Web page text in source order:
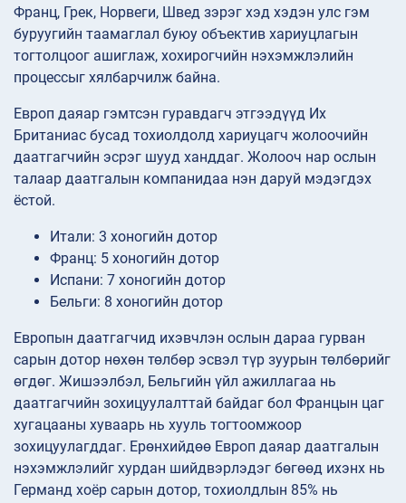
Франц, Грек, Норвеги, Швед зэрэг хэд хэдэн улс гэм
буруугийн таамаглал буюу объектив хариуцлагын
тогтолцоог ашиглаж, хохирогчийн нэхэмжлэлийн
процессыг хялбарчилж байна.
Европ даяар гэмтсэн гуравдагч этгээдүүд Их
Британиас бусад тохиолдолд хариуцагч жолоочийн
даатгагчийн эсрэг шууд ханддаг. Жолооч нар ослын
талаар даатгалын компанидаа нэн даруй мэдэгдэх
ёстой.
Итали: 3 хоногийн дотор
Франц: 5 хоногийн дотор
Испани: 7 хоногийн дотор
Бельги: 8 хоногийн дотор
Европын даатгагчид ихэвчлэн ослын дараа гурван
сарын дотор нөхөн төлбөр эсвэл түр зуурын төлбөрийг
өгдөг. Жишээлбэл, Бельгийн үйл ажиллагаа нь
даатгагчийн зохицуулалттай байдаг бол Францын цаг
хугацааны хуваарь нь хууль тогтоомжоор
зохицуулагддаг. Ерөнхийдөө Европ даяар даатгалын
нэхэмжлэлийг хурдан шийдвэрлэдэг бөгөөд ихэнх нь
Германд хоёр сарын дотор, тохиолдлын 85% нь